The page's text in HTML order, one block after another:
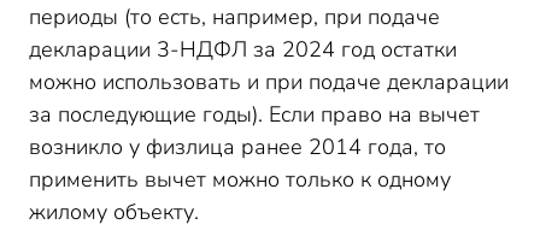
периоды (то есть, например, при подаче
декларации 3-НДФЛ за 2024 год остатки
можно использовать и при подаче декларации
за последующие годы). Если право на вычет
возникло у физлица ранее 2014 года, то
применить вычет можно только к одному
жилому объекту.